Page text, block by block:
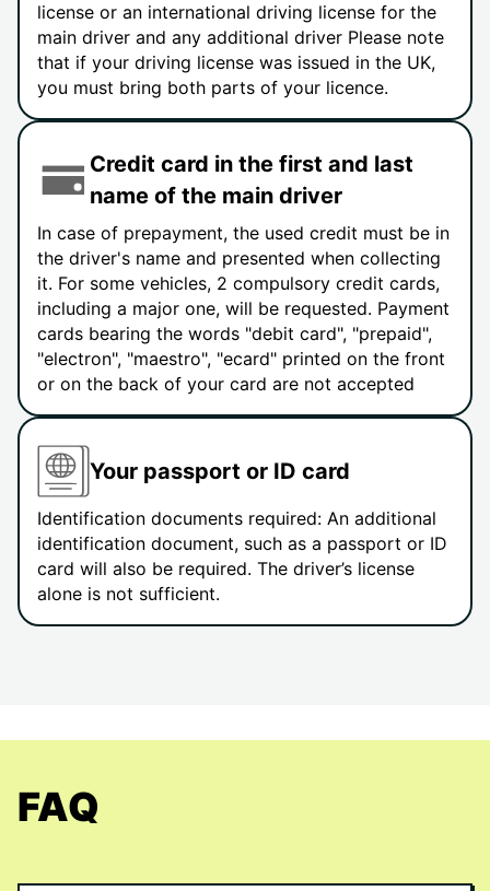
license or an international driving license for the
main driver and any additional driver Please note
that if your driving license was issued in the UK,
you must bring both parts of your licence.
Credit card in the first and last
name of the main driver
In case of prepayment, the used credit must be in
the driver's name and presented when collecting
it. For some vehicles, 2 compulsory credit cards,
including a major one, will be requested. Payment
cards bearing the words "debit card", "prepaid",
"electron", "maestro", "ecard" printed on the front
or on the back of your card are not accepted
Your passport or ID card
Identification documents required: An additional
identification document, such as a passport or ID
card will also be required. The driver’s license
alone is not sufficient.
FAQ